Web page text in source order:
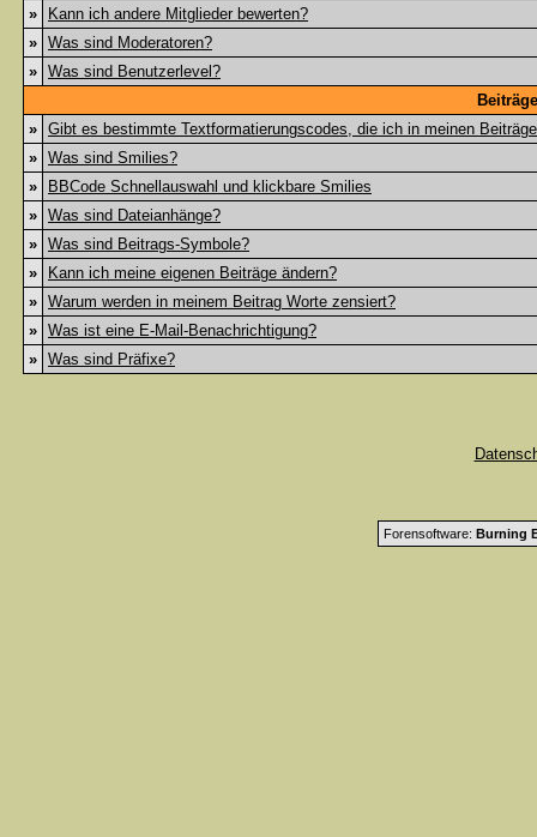
»
Kann ich andere Mitglieder bewerten?
» Was sind Moderatoren?
» Was sind Benutzerlevel?
» Gibt es bestimmte Textformatierungscodes, die ich in meinen
» Was sind Smilies?
»
BBCode Schnellauswahl und klickbare Smilies
» Was sind Dateianhänge?
» Was sind Beitrags-Symbole?
»
Kann ich meine eigenen Beiträge ändern?
» Warum werden in meinem Beitrag Worte zensiert?
» Was ist eine E-Mail-Benachrichtigung?
» Was sind Präfixe?
Forensoftware: Burning